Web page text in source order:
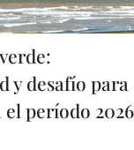
y desafío para
período